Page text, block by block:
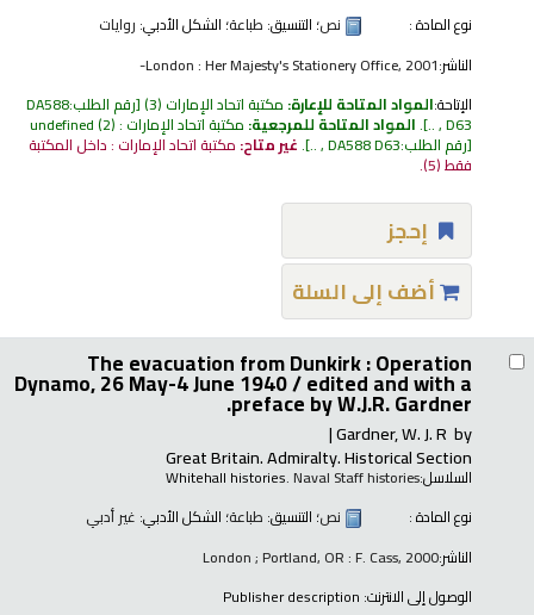
نوع المادة :
نص؛ التنسيق: طباعة؛ الشكل الأدبي: روايات
الناشر:London : Her Majesty's Stationery Office, 2001-
الإتاحة:المواد المتاحة للإعارة: مكتبة اتحاد الإمارات (3) رقم الطلب:DA588
D63 , ..
.المواد المتاحة للمرجعية: مكتبة اتحاد الإمارات : undefined(2)
رقم الطلب:DA588 D63 , ..
.غير متاح: مكتبة اتحاد الإمارات : داخل المكتبة
فقط(5).
إحجز
أضف إلى السلة
The evacuation from Dunkirk : Operation
Dynamo, 26 May-4 June 1940 /edited and with a
preface by W.J.R. Gardner.
by
Gardner, W. J. R
Great Britain. Admiralty. Historical Section
السلاسل: Whitehall histories. Naval Staff histories
نوع المادة :
نص؛ التنسيق: طباعة؛ الشكل الأدبي: غير أدبي
الناشر:London ; Portland, OR : F. Cass, 2000
الوصول إلى الانترنت: Publisher description